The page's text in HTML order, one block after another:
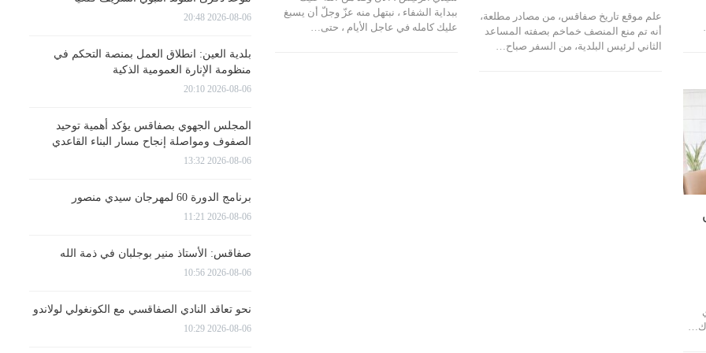
علم موقع تاريخ صفاقس، من مصادر مطلعة،
أنه تم منع المنصف خماخم بصفته المساعد
الثاني لرئيس البلدية، من السفر صباح…
ببداية الشفاء ، نبتهل منه عزّ وجلّ أن يسبغ
عليك كامله في عاجل الأيام ، حتى…
ماي
2026-08-06 20:48
بلدية العين: انطلاق العمل بمنصة التحكم في
منظومة الإنارة العمومية الذكية
2026-08-06 20:10
المجلس الجهوي بصفاقس يؤكد أهمية توحيد
الصفوف ومواصلة إنجاح مسار البناء القاعدي
2026-08-06 13:32
برنامج الدورة 60 لمهرجان سيدي منصور
2026-08-06 11:21
صفاقس: الأستاذ منير بوجلبان في ذمة الله
2026-08-06 10:56
نحو تعاقد النادي الصفاقسي مع الكونغولي لولاندو
2026-08-06 10:29